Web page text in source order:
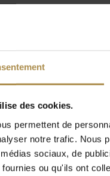
des cookies.
permettent de
notre trafic. Nous
sociaux, de
ou qu'ils ont